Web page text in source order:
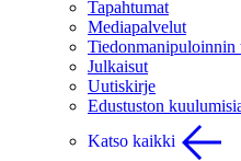
Tapahtumat
Mediapalvelut
Tiedonmanipuloinnin
Julkaisut
Uutiskirje
Edustuston
Katso kaikki